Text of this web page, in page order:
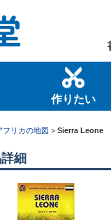
作りたい
フリカの地図 > Sierra Leone
細